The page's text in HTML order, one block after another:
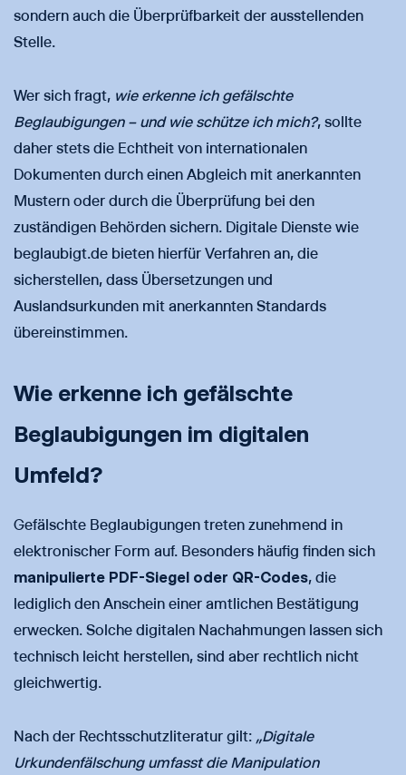
sondern auch die Überprüfbarkeit der ausstellenden
Stelle.
Wer sich fragt, wie erkenne ich gefälschte
Beglaubigungen – und wie schütze ich mich?, sollte
daher stets die Echtheit von internationalen
Dokumenten durch einen Abgleich mit anerkannten
Mustern oder durch die Überprüfung bei den
zuständigen Behörden sichern. Digitale Dienste wie
beglaubigt.de bieten hierfür Verfahren an, die
sicherstellen, dass Übersetzungen und
Auslandsurkunden mit anerkannten Standards
übereinstimmen.
Wie erkenne ich gefälschte
Beglaubigungen im digitalen
Umfeld?
Gefälschte Beglaubigungen treten zunehmend in
elektronischer Form auf. Besonders häufig finden sich
manipulierte PDF-Siegel oder QR-Codes, die
lediglich den Anschein einer amtlichen Bestätigung
erwecken. Solche digitalen Nachahmungen lassen sich
technisch leicht herstellen, sind aber rechtlich nicht
gleichwertig.
Nach der Rechtsschutzliteratur gilt: „Digitale
Urkundenfälschung umfasst die Manipulation